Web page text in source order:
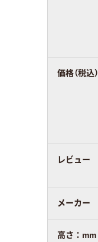
価格（税込）
レビュー
メーカー
高さ：mm